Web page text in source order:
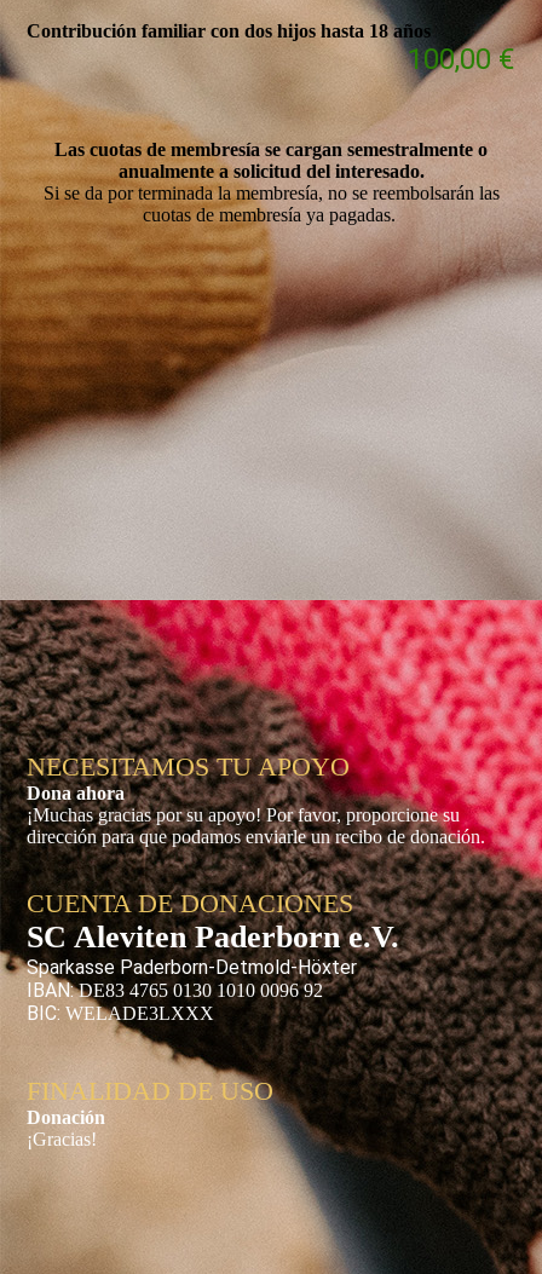
Contribución familiar con dos hijos hasta 18 años
100,00 €
Las cuotas de membresía se cargan semestralmente o
anualmente a solicitud del interesado.
Si se da por terminada la membresía, no se reembolsarán las
cuotas de membresía ya pagadas.
NECESITAMOS TU APOYO
Dona ahora
¡Muchas gracias por su apoyo! Por favor, proporcione su
dirección para que podamos enviarle un recibo de donación.
CUENTA DE DONACIONES
SC Aleviten Paderborn e.V.
Sparkasse Paderborn-Detmold-Höxter
IBAN:DE83 4765 0130 1010 0096 92
BIC: WELADE3LXXX
FINALIDAD DE USO
Donación
¡Gracias!